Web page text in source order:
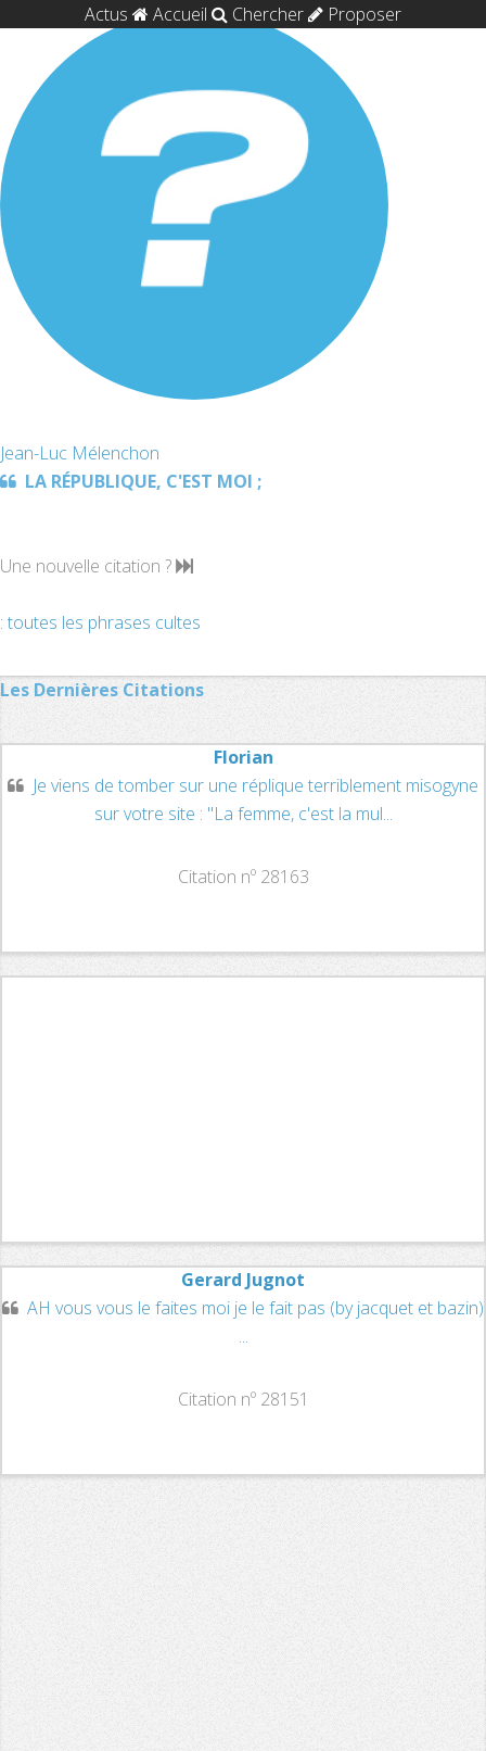
Actus Accueil Chercher Proposer
Jean-Luc Mélenchon
LA RÉPUBLIQUE, C'EST MOI ;
Une nouvelle citation ?
: toutes les phrases cultes
Les Dernières Citations
Florian
Je viens de tomber sur une réplique terriblement misogyne
sur votre site : "La femme, c'est la mul...
Citation nº 28163
Gerard Jugnot
AH vous vous le faites moi je le fait pas (by jacquet et bazin)
...
Citation nº 28151